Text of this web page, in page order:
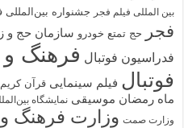
بین المللی فیلم فجر جشنواره بین‌المللی
فجر
حج تمتع خودرو سازمان حج و
فدراسیون فوتبال فرهنگ و
فوتبال فیلم سینمایی قرآن کریم
ماه رمضان موسیقی نمایشگاه
وزارت صمت وزارت فرهنگ